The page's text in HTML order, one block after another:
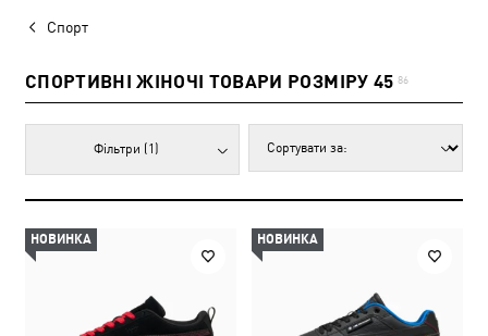
Спорт
СПОРТИВНІ ЖІНОЧІ ТОВАРИ РОЗМІРУ 45 86
Фільтри (1)
НОВИНКА НОВИНКА